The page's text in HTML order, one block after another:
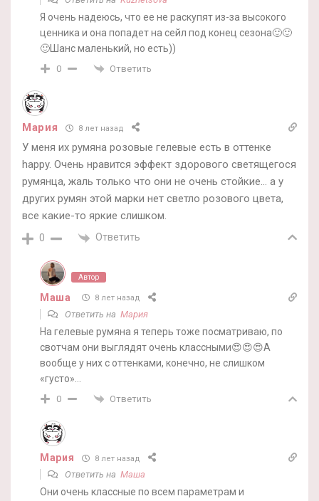
Я очень надеюсь, что ее не раскупят из-за высокого
ценника и она попадет на сейл под конец сезона🙂🙂
🙂Шанс маленький, но есть))
0 Ответить
Мария 8 лет назад
У меня их румяна розовые гелевые есть в оттенке
happy. Очень нравится эффект здорового светящегося
румянца, жаль только что они не очень стойкие… а у
других румян этой марки нет светло розового цвета,
все какие-то яркие слишком.
0 Ответить
Автор
Маша 8 лет назад
Ответить на Мария
На гелевые румяна я теперь тоже посматриваю, по
свотчам они выглядят очень классными😍😍😍А
вообще у них с оттенками, конечно, не слишком
«густо»…
0 Ответить
Мария 8 лет назад
Ответить на Маша
Они очень классные по всем параметрам и